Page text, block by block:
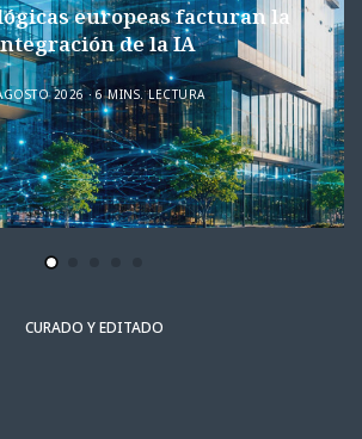
europeas facturan la
de la IA
2026 6 MINS. LECTURA
CURADO Y EDITADO